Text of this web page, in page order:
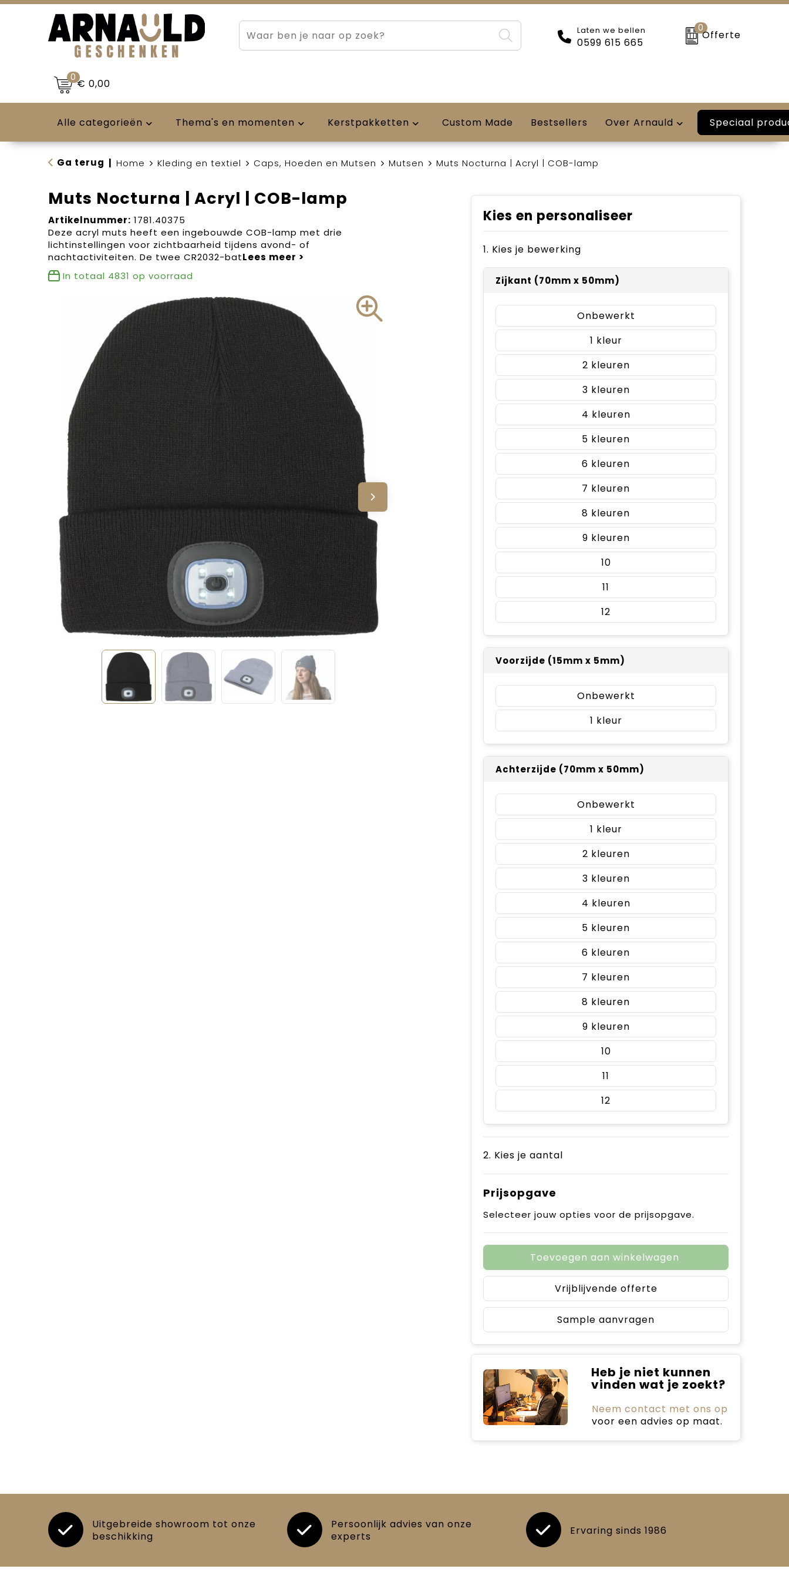
Laten we bellen
0599 615 665
0
Offerte
0€ 0,00
Alle categorieën Thema's en momenten Kerstpakketten Custom Made Bestsellers Over Arnauld Speciaal
Ga terug Home Kleding en textiel Caps, Hoeden en Mutsen Mutsen Muts Nocturna | Acryl | COB-lamp
Muts Nocturna | Acryl | COB-lamp
Artikelnummer: 1781.40375
Deze acryl muts heeft een ingebouwde COB-lamp met drie
lichtinstellingen voor zichtbaarheid tijdens avond- of
nachtactiviteiten. De twee CR2032-bat
In totaal 4831 op voorraad
Kies en personaliseer
1. Kies je bewerking
Zijkant (70mm x 50mm)
Onbewerkt
1
2
3
4
5
6
7
8
9
10
11
12
Voorzijde (15mm x 5mm)
Onbewerkt
1
Achterzijde (70mm x 50mm)
Onbewerkt
1
2
3
4
5
6
7
8
9
10
11
12
2. Kies je aantal
Prijsopgave
Selecteer jouw opties voor de prijsopgave.
Toevoegen aan winkelwagen
Vrijblijvende offerte
Sample aanvragen
Heb je niet kunnen
vinden wat je zoekt?
Neem contact met ons op
voor een advies op maat.
Uitgebreide showroom tot onze
beschikking
Persoonlijk advies van onze
experts
Ervaring sinds 1986